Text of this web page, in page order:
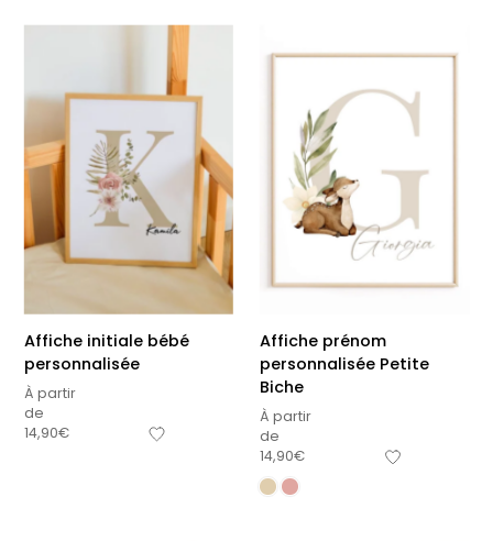
Affiche initiale bébé
personnalisée
À partir
de
14,90€
Affiche prénom
personnalisée Petite
Biche
À partir
de
14,90€